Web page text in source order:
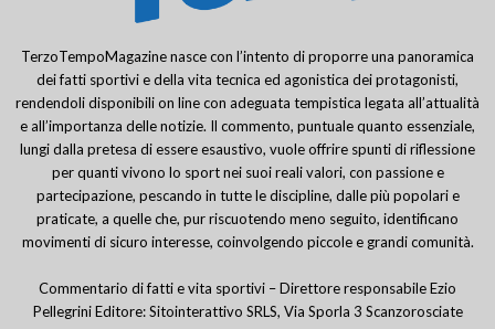
TerzoTempoMagazine nasce con l’intento di proporre una panoramica
dei fatti sportivi e della vita tecnica ed agonistica dei protagonisti,
rendendoli disponibili on line con adeguata tempistica legata all’attualità
e all’importanza delle notizie. Il commento, puntuale quanto essenziale,
lungi dalla pretesa di essere esaustivo, vuole offrire spunti di riflessione
per quanti vivono lo sport nei suoi reali valori, con passione e
partecipazione, pescando in tutte le discipline, dalle più popolari e
praticate, a quelle che, pur riscuotendo meno seguito, identificano
movimenti di sicuro interesse, coinvolgendo piccole e grandi comunità.
Commentario di fatti e vita sportivi – Direttore responsabile Ezio
Pellegrini Editore: Sitointerattivo SRLS, Via Sporla 3 Scanzorosciate